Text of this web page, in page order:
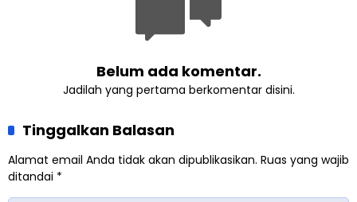
Belum ada komentar.
Jadilah yang pertama berkomentar disini.
Tinggalkan Balasan
Alamat email Anda tidak akan dipublikasikan. Ruas yang wajib
ditandai *